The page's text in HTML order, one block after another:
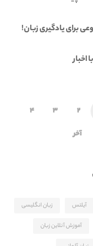
برای یادگیری زبان!
2
3
4
آخر
آیلتس زبان انگلیسی
آموزش آنلاین زبان